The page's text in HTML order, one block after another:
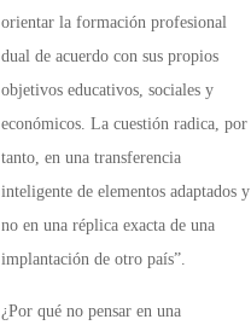
orientar la formación profesional
dual de acuerdo con sus propios
objetivos educativos, sociales y
económicos. La cuestión radica, por
tanto, en una transferencia
inteligente de elementos adaptados y
no en una réplica exacta de una
implantación de otro país”.
¿Por qué no pensar en una